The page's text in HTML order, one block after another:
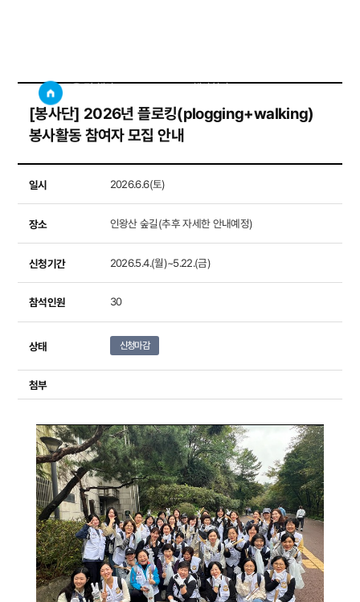
교육 및 행사 행사참가
[봉사단] 2026년 플로킹(plogging+walking)
봉사활동 참여자 모집 안내
일시 2026.6.6(토)
장소 인왕산 숲길(추후 자세한 안내예정)
신청기간 2026.5.4.(월)~5.22.(금)
참석인원 30
상태 신청마감
첨부